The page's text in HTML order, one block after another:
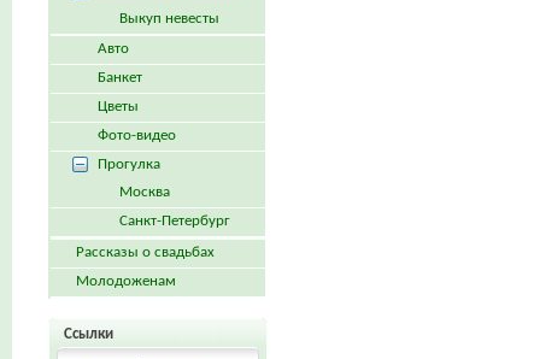
Выкуп невесты
Авто
Банкет
Цветы
Фото-видео
Прогулка
Москва
Санкт-Петербург
Рассказы о свадьбах
Молодоженам
Ссылки